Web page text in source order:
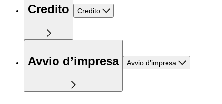
Credito Credito
Avvio d’impresa Avvio d’impresa